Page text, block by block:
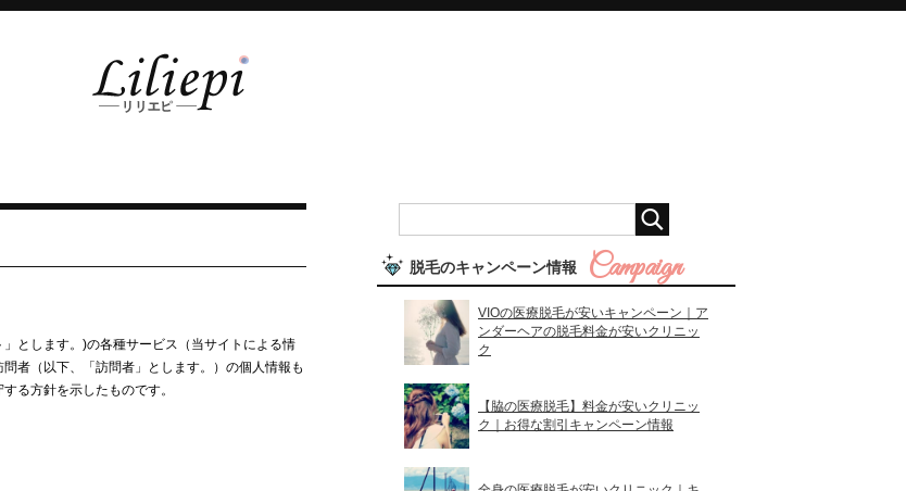
とします。)の各種サービス（当サイトによる情
者（以下、「訪問者」とします。）の個人情報も
る方針を示したものです。
脱毛のキャンペーン情報
VIOの医療脱毛が安いキャンペーン｜ア
ンダーヘアの脱毛料金が安いクリニッ
ク
【脇の医療脱毛】料金が安いクリニッ
ク｜お得な割引キャンペーン情報